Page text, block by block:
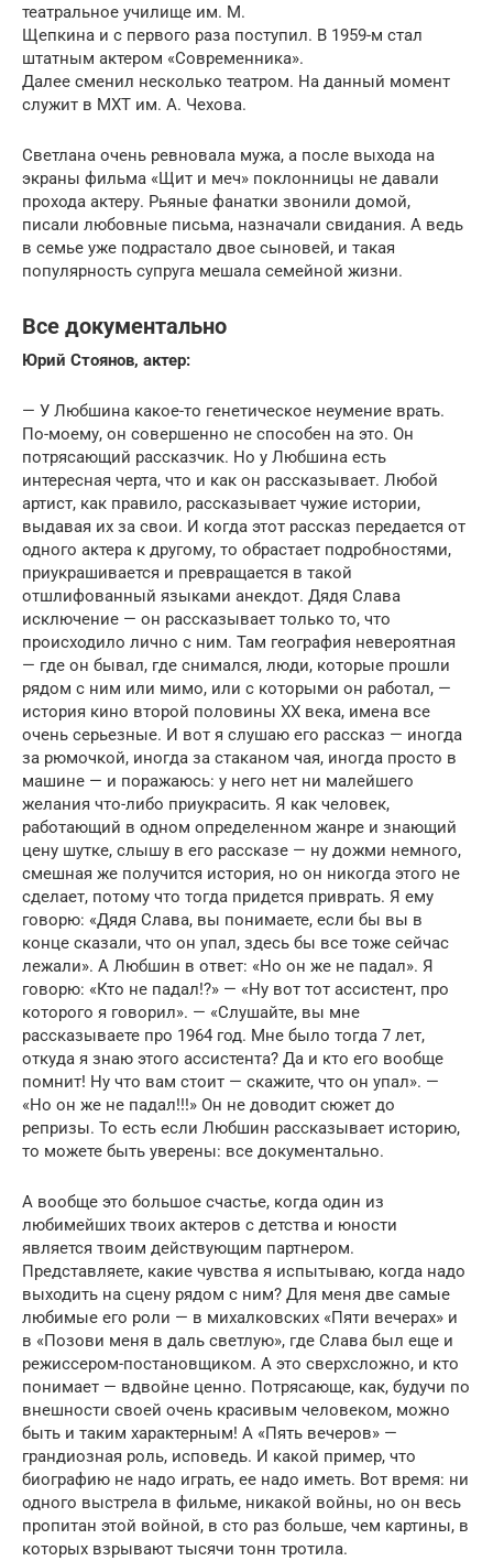
театральное училище им. М.
Щепкина и с первого раза поступил. В 1959-м стал
штатным актером «Современника».
Далее сменил несколько театром. На данный момент
служит в МХТ им. А. Чехова.
Светлана очень ревновала мужа, а после выхода на
экраны фильма «Щит и меч» поклонницы не давали
прохода актеру. Рьяные фанатки звонили домой,
писали любовные письма, назначали свидания. А ведь
в семье уже подрастало двое сыновей, и такая
популярность супруга мешала семейной жизни.
Все документально
Юрий Стоянов, актер:
— У Любшина какое-то генетическое неумение врать.
По-моему, он совершенно не способен на это. Он
потрясающий рассказчик. Но у Любшина есть
интересная черта, что и как он рассказывает. Любой
артист, как правило, рассказывает чужие истории,
выдавая их за свои. И когда этот рассказ передается от
одного актера к другому, то обрастает подробностями,
приукрашивается и превращается в такой
отшлифованный языками анекдот. Дядя Слава
исключение — он рассказывает только то, что
происходило лично с ним. Там география невероятная
— где он бывал, где снимался, люди, которые прошли
рядом с ним или мимо, или с которыми он работал, —
история кино второй половины ХХ века, имена все
очень серьезные. И вот я слушаю его рассказ — иногда
за рюмочкой, иногда за стаканом чая, иногда просто в
машине — и поражаюсь: у него нет ни малейшего
желания что-либо приукрасить. Я как человек,
работающий в одном определенном жанре и знающий
цену шутке, слышу в его рассказе — ну дожми немного,
смешная же получится история, но он никогда этого не
сделает, потому что тогда придется приврать. Я ему
говорю: «Дядя Слава, вы понимаете, если бы вы в
конце сказали, что он упал, здесь бы все тоже сейчас
лежали». А Любшин в ответ: «Но он же не падал». Я
говорю: «Кто не падал!?» — «Ну вот тот ассистент, про
которого я говорил». — «Слушайте, вы мне
рассказываете про 1964 год. Мне было тогда 7 лет,
откуда я знаю этого ассистента? Да и кто его вообще
помнит! Ну что вам стоит — скажите, что он упал». —
«Но он же не падал!!!» Он не доводит сюжет до
репризы. То есть если Любшин рассказывает историю,
то можете быть уверены: все документально.
А вообще это большое счастье, когда один из
любимейших твоих актеров с детства и юности
является твоим действующим партнером.
Представляете, какие чувства я испытываю, когда надо
выходить на сцену рядом с ним? Для меня две самые
любимые его роли — в михалковских «Пяти вечерах» и
в «Позови меня в даль светлую», где Слава был еще и
режиссером-постановщиком. А это сверхсложно, и кто
понимает — вдвойне ценно. Потрясающе, как, будучи по
внешности своей очень красивым человеком, можно
быть и таким характерным! А «Пять вечеров» —
грандиозная роль, исповедь. И какой пример, что
биографию не надо играть, ее надо иметь. Вот время: ни
одного выстрела в фильме, никакой войны, но он весь
пропитан этой войной, в сто раз больше, чем картины, в
которых взрывают тысячи тонн тротила.